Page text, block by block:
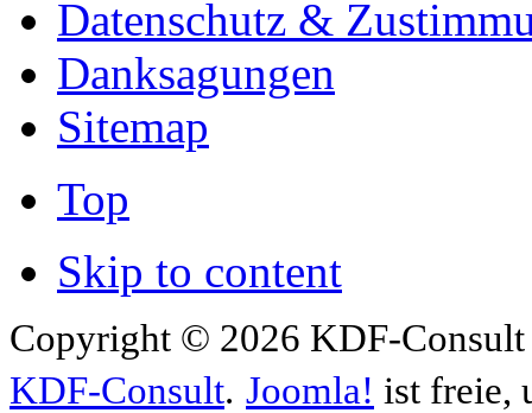
Datenschutz &
Danksagungen
Sitemap
Top
Skip to content
Copyright © 2026 KDF-
KDF-Consult. Joomla! ist freie,